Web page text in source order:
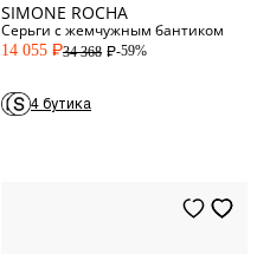
SIMONE ROCHA
Серьги с жемчужным бантиком
14 055 P34 368 P-59%
4 бутика